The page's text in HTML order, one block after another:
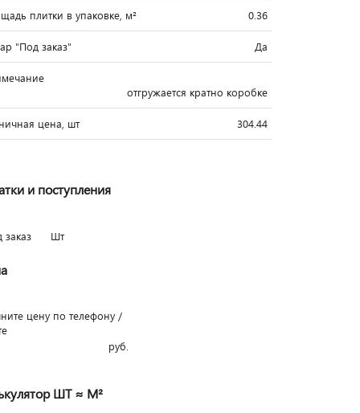
плитки в упаковке, м² 0.36
"Под заказ" Да
отгружается кратно коробке
цена, шт 304.44
и поступления
заказ Шт
цену по телефону /
руб.
ШТ ≈ М²